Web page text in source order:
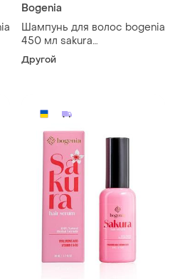
Bogenia
Шампунь для волос bogenia
450 мл sakura
увлажняющий
профессиональный
Другой